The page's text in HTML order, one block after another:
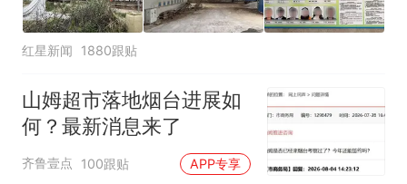
红星新闻 1880跟贴
山姆超市落地烟台进展如
何？最新消息来了
齐鲁壹点 100跟贴 APP专享